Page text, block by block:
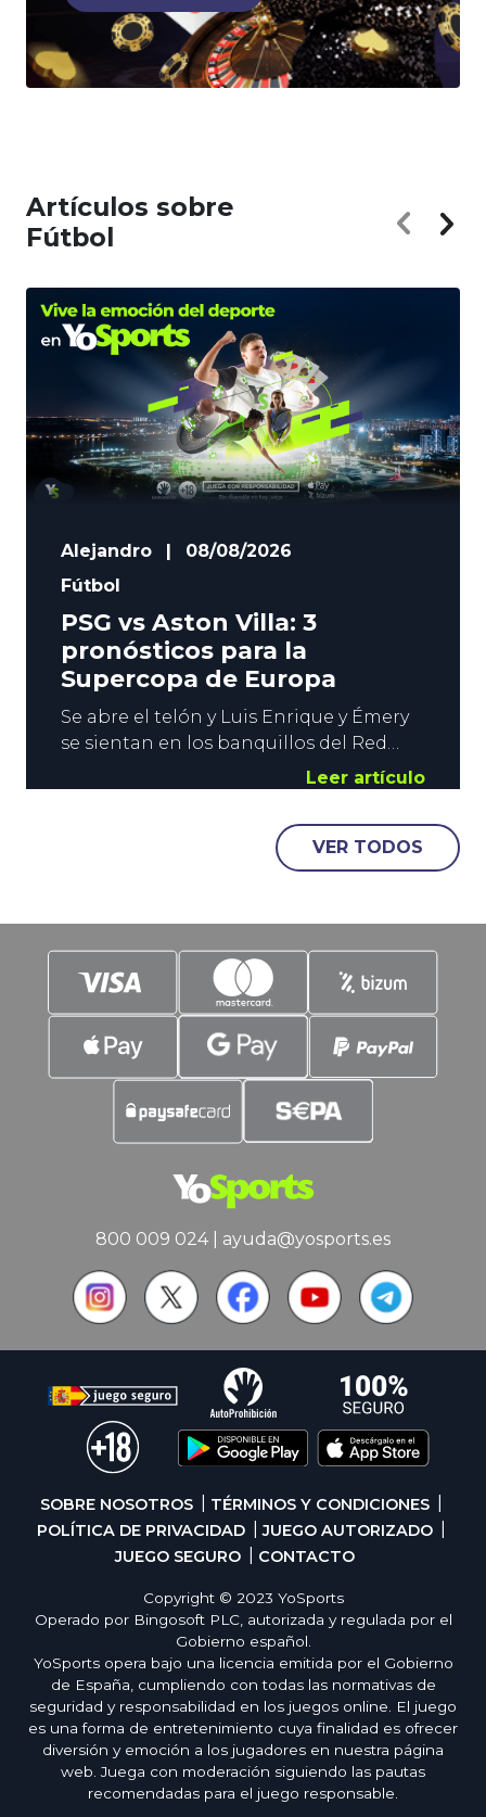
Artículos sobre
Fútbol
Alejandro
08/08/2026
Fútbol
PSG vs Aston Villa: 3
pronósticos para la
Supercopa de Europa
Se abre el telón y Luis Enrique y Émery
se sientan en los banquillos del Red
Bull Arena de Salzburgo. ¿Cómo se
llama la película? En efecto, este
miércoles se disputa la Supercopa de
Europa. El PSG vs Aston Villa
monopoliza el interés del Planeta
rodar el
Leer artículo
VER TODOS
800 009 024| ayuda@yosports.es
SOBRE NOSOTROS
TÉRMINOS Y CONDICIONES
POLÍTICA DE PRIVACIDAD
JUEGO AUTORIZADO
JUEGO SEGURO
CONTACTO
Copyright © 2023 YoSports
Operado por Bingosoft PLC, autorizada y regulada por el
Gobierno español.
YoSports opera bajo una licencia emitida por el Gobierno
de España, cumpliendo con todas las normativas de
seguridad y responsabilidad en los juegos online. El juego
es una forma de entretenimiento cuya finalidad es ofrecer
diversión y emoción a los jugadores en nuestra página
web. Juega con moderación siguiendo las pautas
recomendadas para el juego responsable.